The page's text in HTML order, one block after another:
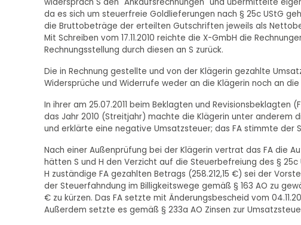
widersprach S den "Ankaufsrechnungen" und übermittelte
da es sich um steuerfreie Goldlieferungen nach § 25c UStG
die Bruttobeträge der erteilten Gutschriften jeweils als
Mit Schreiben vom 17.11.2010 reichte die X-GmbH die
Rechnungsstellung durch diesen an S zurück.
Die in Rechnung gestellte und von der Klägerin gezahlte
Widersprüche und Widerrufe weder an die Klägerin noch an
In ihrer am 25.07.2011 beim Beklagten und
das Jahr 2010 (Streitjahr) machte die Klägerin unter anderem
und erklärte eine negative Umsatzsteuer; das FA stimmte der
Nach einer Außenprüfung bei der Klägerin vertrat das FA die
hätten S und H den Verzicht auf die Steuerbefreiung des §
H zuständige FA gezahlten Betrags (258.212,15 €) sei der
der Steuerfahndung im Billigkeitswege gemäß § 163 AO zu
€ zu kürzen. Das FA setzte mit Änderungsbescheid vom
Außerdem setzte es gemäß § 233a AO Zinsen zur